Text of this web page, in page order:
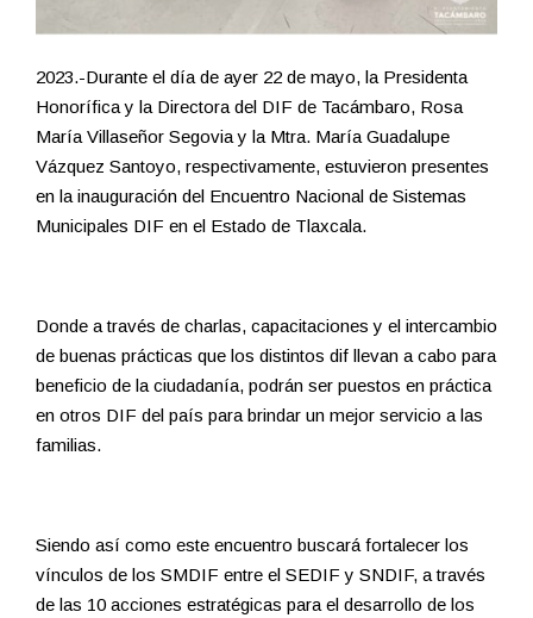
2023.-Durante el día de ayer 22 de mayo, la Presidenta
Honorífica y la Directora del DIF de Tacámbaro, Rosa
María Villaseñor Segovia y la Mtra. María Guadalupe
Vázquez Santoyo, respectivamente, estuvieron presentes
en la inauguración del Encuentro Nacional de Sistemas
Municipales DIF en el Estado de Tlaxcala.
Donde a través de charlas, capacitaciones y el intercambio
de buenas prácticas que los distintos dif llevan a cabo para
beneficio de la ciudadanía, podrán ser puestos en práctica
en otros DIF del país para brindar un mejor servicio a las
familias.
Siendo así como este encuentro buscará fortalecer los
vínculos de los SMDIF entre el SEDIF y SNDIF, a través
de las 10 acciones estratégicas para el desarrollo de los